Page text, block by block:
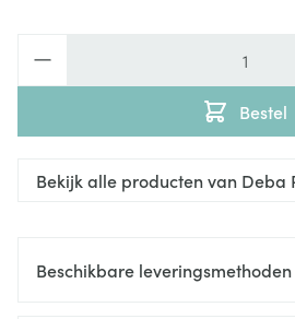
Bestel
Bekijk alle producten van Deba
Beschikbare leveringsmethoden